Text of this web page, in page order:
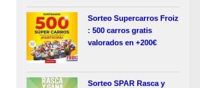
Sorteo Supercarros Froiz
: 500 carros gratis
valorados en +200€
Sorteo SPAR Rasca y